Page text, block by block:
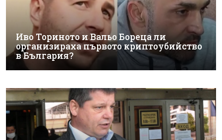
Иво Ториното и Вальо Бореца ли
организираха първото криптоубийство
в България?